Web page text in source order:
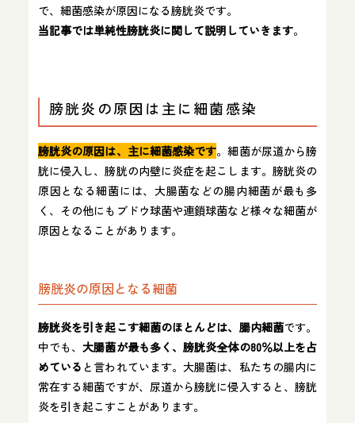
で、細菌感染が原因になる膀胱炎です。
当記事では単純性膀胱炎に関して説明していきます。
膀胱炎の原因は主に細菌感染
膀胱炎の原因は、主に細菌感染です。細菌が尿道から膀
胱に侵入し、膀胱の内壁に炎症を起こします。膀胱炎の
原因となる細菌には、大腸菌などの腸内細菌が最も多
く、その他にもブドウ球菌や連鎖球菌など様々な細菌が
原因となることがあります。
膀胱炎の原因となる細菌
膀胱炎を引き起こす細菌のほとんどは、腸内細菌です。
中でも、大腸菌が最も多く、膀胱炎全体の80％以上を占
めている と言われています。大腸菌は、私たちの腸内に
常在する細菌ですが、尿道から膀胱に侵入すると、膀胱
炎を引き起こすことがあります。